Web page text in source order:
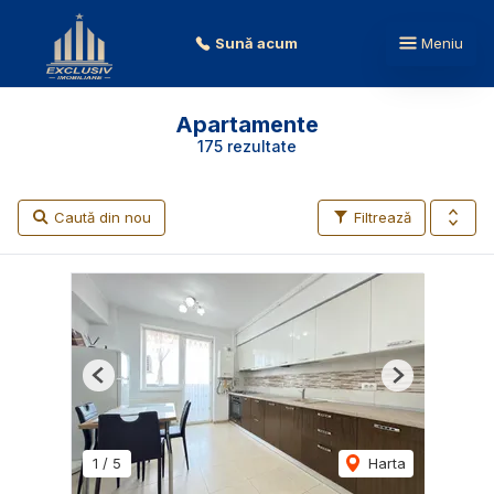
Sună acum Meniu
175 rezultate
Apartamente
Filtrează
Caută din nou
1 / 5 Harta
Previous Next